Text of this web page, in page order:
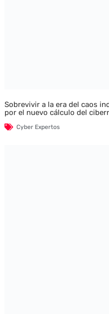
Sobrevivir a la era del caos
por el nuevo cálculo del
Cyber Expertos